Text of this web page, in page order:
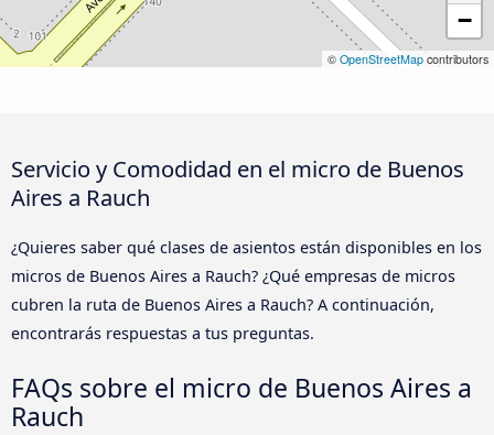
−
© OpenStreetMap contributors
Servicio y Comodidad en el micro de Buenos
Aires a Rauch
¿Quieres saber qué clases de asientos están disponibles en los
micros de Buenos Aires a Rauch? ¿Qué empresas de micros
cubren la ruta de Buenos Aires a Rauch? A continuación,
encontrarás respuestas a tus preguntas.
FAQs sobre el micro de Buenos Aires a
Rauch